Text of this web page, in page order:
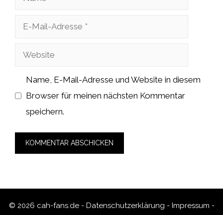
Adresse
Website
Name, E-Mail-Adresse und Website in diesem
Browser für meinen nächsten Kommentar
speichern.
© 2026 cah-fans.de - Datenschutzerklärung - Impressum -